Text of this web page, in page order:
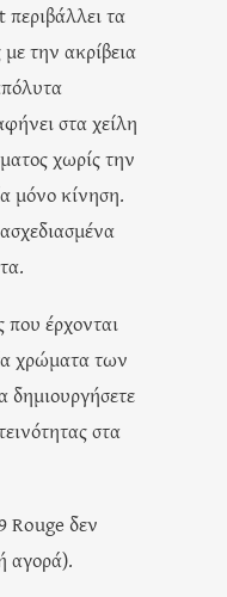
τα
την ακρίβεια
στα χείλη
χωρίς την
μόνο κίνηση.
που έρχονται
χρώματα των
στα
Rouge δεν
αγορά).